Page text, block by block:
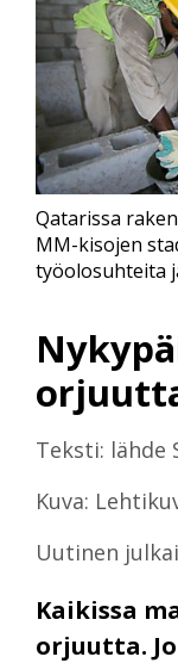
Teksti: lähde
Kuva:
Uutinen
Kaikissa
orjuutta.
Qatarissa
MM-kisojen
työolosuhteita